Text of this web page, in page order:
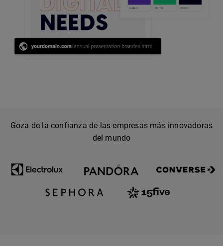
Goza de la confianza de las empresas más innovadoras
del mundo